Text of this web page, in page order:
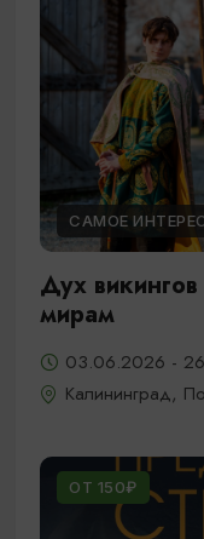
САМОЕ
Дух
мирам
03.06.2026 -
Калининград,
ОТ 150₽